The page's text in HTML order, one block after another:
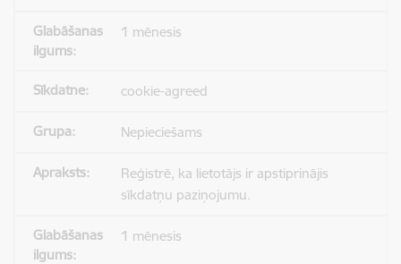
1 mēnesis
cookie-agreed
Nepieciešams
Reģistrē, ka lietotājs ir apstiprinājis
sīkdatņu paziņojumu.
1 mēnesis